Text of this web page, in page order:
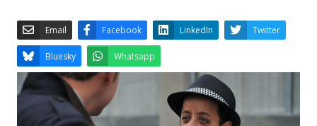
Email Facebook LinkedIn